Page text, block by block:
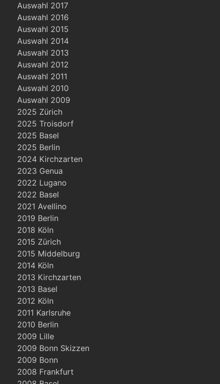
Auswahl 2017
Auswahl 2016
Auswahl 2015
Auswahl 2014
Auswahl 2013
Auswahl 2012
Auswahl 2011
Auswahl 2010
Auswahl 2009
2025 Zürich
2025 Troisdorf
2025 Basel
2025 Berlin
2024 Kirchzarten
2023 Genua
2022 Lugano
2022 Basel
2021 Avellino
2019 Berlin
2018 Köln
2015 Zürich
2015 Middelburg
2014 Köln
2013 Kirchzarten
2013 Basel
2012 Köln
2011 Karlsruhe
2010 Berlin
2009 Lille
2009 Bonn Skizzen
2009 Bonn
2008 Frankfurt